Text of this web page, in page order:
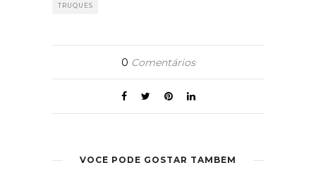
TRUQUES
0 Comentários
VOCÊ PODE GOSTAR TAMBÉM